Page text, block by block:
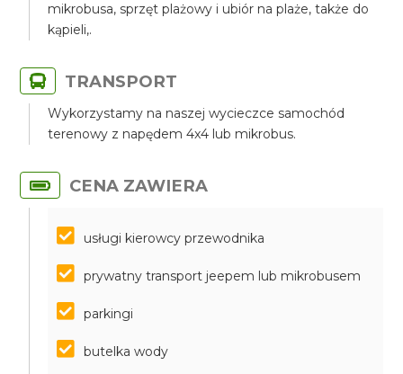
mikrobusa, sprzęt plażowy i ubiór na plaże, także do
kąpieli,.
TRANSPORT
Wykorzystamy na naszej wycieczce samochód
terenowy z napędem 4x4 lub mikrobus.
CENA ZAWIERA
usługi kierowcy przewodnika
prywatny transport jeepem lub mikrobusem
parkingi
butelka wody